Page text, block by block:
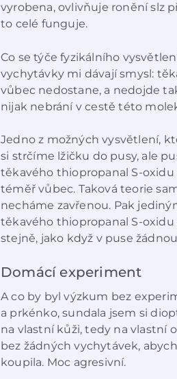
vyrobena, ovlivňuje ronění slz
to celé funguje.
Co se týče fyzikálního
vychytávky mi dávají smysl:
vůbec nedostane, a nedojde
nijak nebrání v cestě této
Jedno z možných vysvětlení,
si strčíme lžičku do pusy, ale
těkavého thiopropanal S-
téměř vůbec. Taková teorie
necháme zavřenou. Pak
těkavého thiopropanal S-
stejně, jako když v puse
Domácí experiment
A co by byl výzkum bez
a prkénko, sundala jsem si
na vlastní kůži, tedy na vlastní
bez žádných vychytávek,
koupila. Moc agresivní.